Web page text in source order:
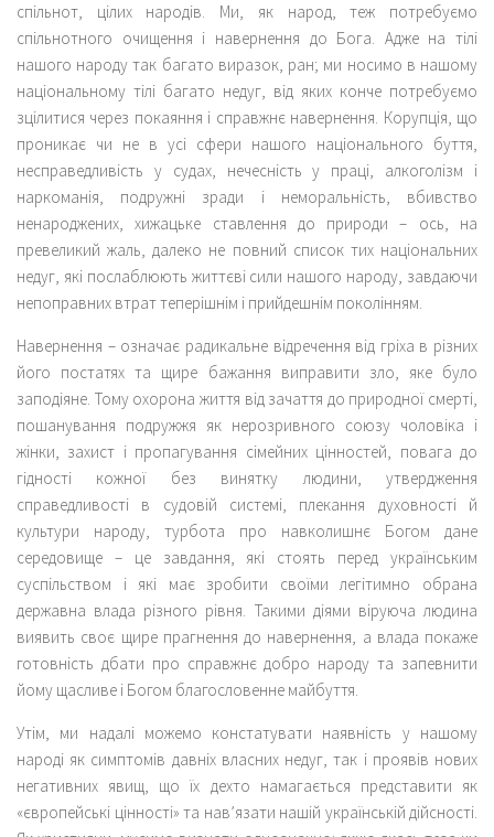
спільнот, цілих народів. Ми, як народ, теж потребуємо
спільнотного очищення і навернення до Бога. Адже на тілі
нашого народу так багато виразок, ран; ми носимо в нашому
національному тілі багато недуг, від яких конче потребуємо
зцілитися через покаяння і справжнє навернення. Корупція, що
проникає чи не в усі сфери нашого національного буття,
несправедливість у судах, нечесність у праці, алкоголізм і
наркоманія, подружні зради і неморальність, вбивство
ненароджених, хижацьке ставлення до природи – ось, на
превеликий жаль, далеко не повний список тих національних
недуг, які послаблюють життєві сили нашого народу, завдаючи
непоправних втрат теперішнім і прийдешнім поколінням.
Навернення – означає радикальне відречення від гріха в різних
його постатях та щире бажання виправити зло, яке було
заподіяне. Тому охорона життя від зачаття до природної смерті,
пошанування подружжя як нерозривного союзу чоловіка і
жінки, захист і пропагування сімейних цінностей, повага до
гідності кожної без винятку людини, утвердження
справедливості в судовій системі, плекання духовності й
культури народу, турбота про навколишнє Богом дане
середовище – це завдання, які стоять перед українським
суспільством і які має зробити своїми легітимно обрана
державна влада різного рівня. Такими діями віруюча людина
виявить своє щире прагнення до навернення, а влада покаже
готовність дбати про справжнє добро народу та запевнити
йому щасливе і Богом благословенне майбуття.
Утім, ми надалі можемо констатувати наявність у нашому
народі як симптомів давніх власних недуг, так і проявів нових
негативних явищ, що їх дехто намагається представити як
«європейські цінності» та нав’язати нашій українській дійсності.